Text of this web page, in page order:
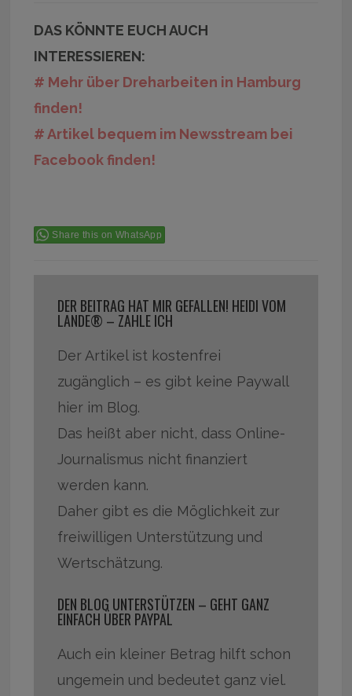
DAS KÖNNTE EUCH AUCH
INTERESSIEREN:
# Mehr über Dreharbeiten in Hamburg
finden!
# Artikel bequem im Newsstream bei
Facebook finden!
Share this on WhatsApp
DER BEITRAG HAT MIR GEFALLEN! HEIDI VOM
LANDE® – ZAHLE ICH
Der Artikel ist kostenfrei
zugänglich – es gibt keine Paywall
hier im Blog.
Das heißt aber nicht, dass Online-
Journalismus nicht finanziert
werden kann.
Daher gibt es die Möglichkeit zur
freiwilligen Unterstützung und
Wertschätzung.
DEN BLOG UNTERSTÜTZEN – GEHT GANZ
EINFACH ÜBER PAYPAL
Auch ein kleiner Betrag hilft schon
ungemein und bedeutet ganz viel.